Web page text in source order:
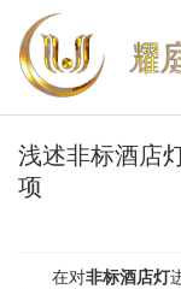
浅述非标酒店
项
在对非标酒店灯